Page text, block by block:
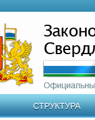
СТРУКТУРА